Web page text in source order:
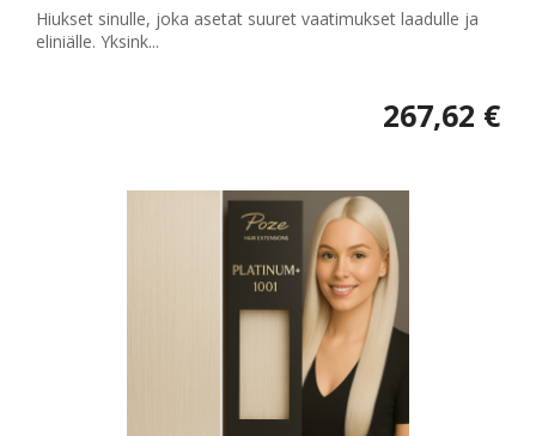
Hiukset sinulle, joka asetat suuret vaatimukset laadulle ja
eliniälle. Yksink...
267,62 €